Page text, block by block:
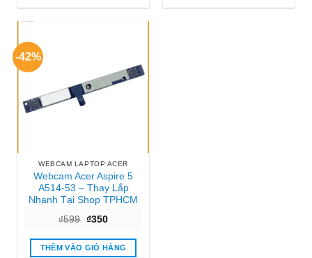
-42%
WEBCAM LAPTOP ACER
Webcam Acer Aspire 5
A514-53 – Thay Lắp
Nhanh Tại Shop TPHCM
₫599 Giá
là:
₫599.
₫350Giá
tại
là:
₫350.
THÊM VÀO GIỎ HÀNG